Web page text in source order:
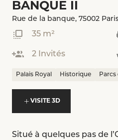
BANQUE II
Rue de la banque, 75002
35 m²
2 Invités
Palais Royal Historique Parcs
VISITE 3D
Situé à quelques pas de